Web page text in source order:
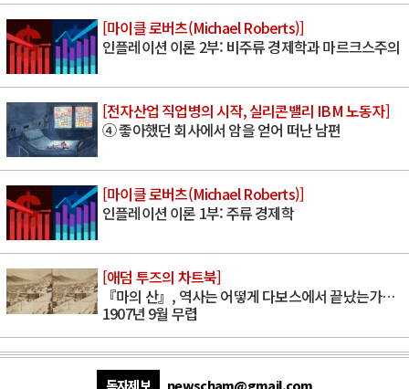
[마이클 로버츠(Michael Roberts)]
인플레이션 이론 2부: 비주류 경제학과 마르크스주의
[전자산업 직업병의 시작, 실리콘밸리 IBM 노동자]
④ 좋아했던 회사에서 암을 얻어 떠난 남편
[마이클 로버츠(Michael Roberts)]
인플레이션 이론 1부: 주류 경제학
[애덤 투즈의 차트북]
『마의 산』, 역사는 어떻게 다보스에서 끝났는가…
1907년 9월 무렵
독자제보 newscham@gmail.com